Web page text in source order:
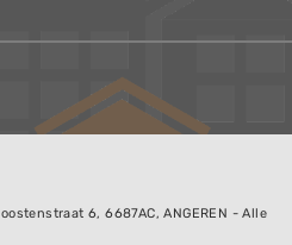
6, 6687AC, ANGEREN - Alle